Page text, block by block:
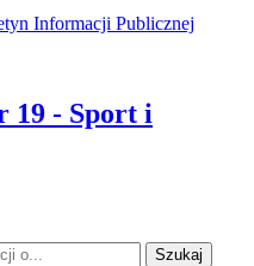
Informacji Publicznej
19 - Sport i
Szukaj